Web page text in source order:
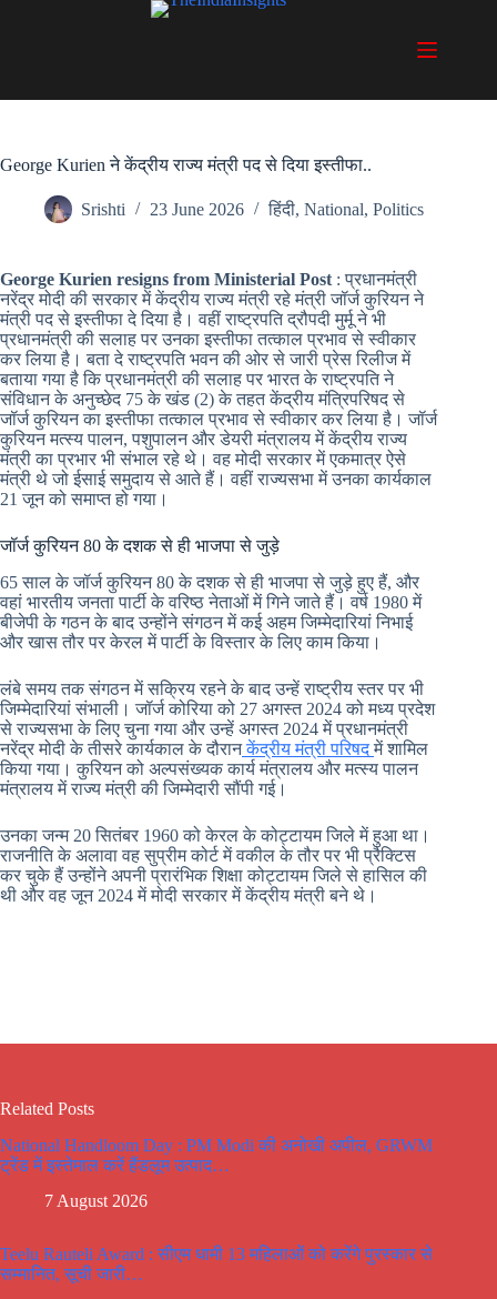
George Kurien ने केंद्रीय राज्य मंत्री पद से दिया इस्तीफा..
Srishti 23 June 2026 हिंदी, National, Politics
George Kurien resigns from Ministerial Post : प्रधानमंत्री
नरेंद्र मोदी की सरकार में केंद्रीय राज्य मंत्री रहे मंत्री जॉर्ज कुरियन ने
मंत्री पद से इस्तीफा दे दिया है। वहीं राष्ट्रपति द्रौपदी मुर्मू ने भी
प्रधानमंत्री की सलाह पर उनका इस्तीफा तत्काल प्रभाव से स्वीकार
कर लिया है। बता दे राष्ट्रपति भवन की ओर से जारी प्रेस रिलीज में
बताया गया है कि प्रधानमंत्री की सलाह पर भारत के राष्ट्रपति ने
संविधान के अनुच्छेद 75 के खंड (2) के तहत केंद्रीय मंत्रिपरिषद से
जॉर्ज कुरियन का इस्तीफा तत्काल प्रभाव से स्वीकार कर लिया है। जॉर्ज
कुरियन मत्स्य पालन, पशुपालन और डेयरी मंत्रालय में केंद्रीय राज्य
मंत्री का प्रभार भी संभाल रहे थे। वह मोदी सरकार में एकमात्र ऐसे
मंत्री थे जो ईसाई समुदाय से आते हैं। वहीं राज्यसभा में उनका कार्यकाल
21 जून को समाप्त हो गया।
जॉर्ज कुरियन 80 के दशक से ही भाजपा से जुड़े
65 साल के जॉर्ज कुरियन 80 के दशक से ही भाजपा से जुड़े हुए हैं, और
वहां भारतीय जनता पार्टी के वरिष्ठ नेताओं में गिने जाते हैं। वर्ष 1980 में
बीजेपी के गठन के बाद उन्होंने संगठन में कई अहम जिम्मेदारियां निभाई
और खास तौर पर केरल में पार्टी के विस्तार के लिए काम किया।
लंबे समय तक संगठन में सक्रिय रहने के बाद उन्हें राष्ट्रीय स्तर पर भी
जिम्मेदारियां संभाली। जॉर्ज कोरिया को 27 अगस्त 2024 को मध्य प्रदेश
से राज्यसभा के लिए चुना गया और उन्हें अगस्त 2024 में प्रधानमंत्री
नरेंद्र मोदी के तीसरे कार्यकाल के दौरानकेंद्रीय मंत्री परिषदमें शामिल
किया गया। कुरियन को अल्पसंख्यक कार्य मंत्रालय और मत्स्य पालन
मंत्रालय में राज्य मंत्री की जिम्मेदारी सौंपी गई।
उनका जन्म 20 सितंबर 1960 को केरल के कोट्टायम जिले में हुआ था।
राजनीति के अलावा वह सुप्रीम कोर्ट में वकील के तौर पर भी प्रैक्टिस
कर चुके हैं उन्होंने अपनी प्रारंभिक शिक्षा कोट्टायम जिले से हासिल की
थी और वह जून 2024 में मोदी सरकार में केंद्रीय मंत्री बने थे।
Related Posts
National Handloom Day : PM Modi की अनोखी अपील, GRWM
ट्रेंड में इस्तेमाल करें हैंडलूम उत्पाद…
7 August 2026
Teelu Rauteli Award : सीएम धामी 13 महिलाओं को करेंगे पुरस्कार से
सम्मानित, सूची जारी…